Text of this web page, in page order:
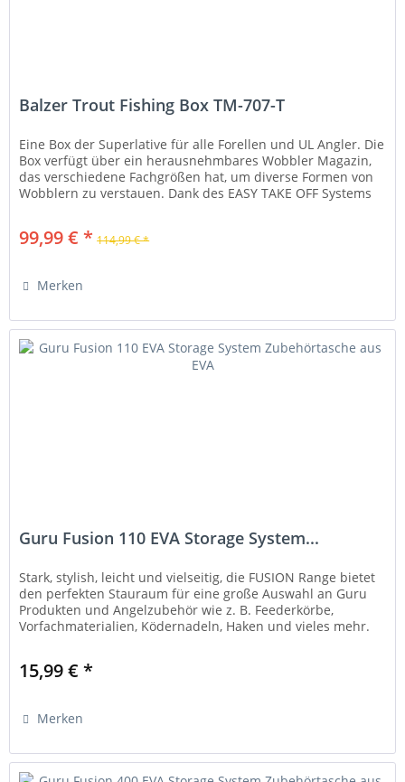
Balzer Trout Fishing Box TM-707-T
Eine Box der Superlative für alle Forellen und UL Angler. Die
Box verfügt über ein herausnehmbares Wobbler Magazin,
das verschiedene Fachgrößen hat, um diverse Formen von
Wobblern zu verstauen. Dank des EASY TAKE OFF Systems
99,99 € * 114,99 € *
Merken
Guru Fusion 110 EVA Storage System...
Stark, stylish, leicht und vielseitig, die FUSION Range bietet
den perfekten Stauraum für eine große Auswahl an Guru
Produkten und Angelzubehör wie z. B. Feederkörbe,
Vorfachmaterialien, Ködernadeln, Haken und vieles mehr.
15,99 € *
Merken